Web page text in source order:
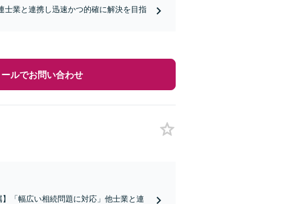
士業と連携し迅速かつ的確に解決を目指
ールでお問い合わせ
「幅広い相続問題に対応」他士業と連